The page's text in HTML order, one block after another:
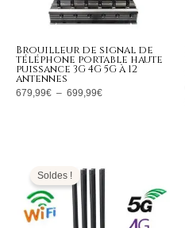
Brouilleur de signal de
téléphone portable haute
puissance 3G 4G 5G à 12
antennes
679,99€ – 699,99€
Soldes !initial
était :
1.399,00€.
actuel
689,99€.